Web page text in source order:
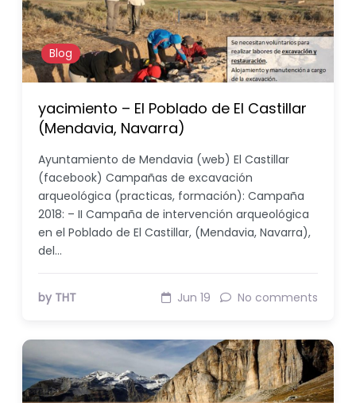
Blog
yacimiento – El Poblado de El Castillar
(Mendavia, Navarra)
Ayuntamiento de Mendavia (web) El Castillar
(facebook) Campañas de excavación
arqueológica (practicas, formación): Campaña
2018: – II Campaña de intervención arqueológica
en el Poblado de El Castillar, (Mendavia, Navarra),
del…
by THT Jun 19 No comments